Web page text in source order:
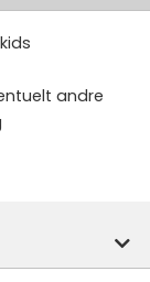
andre